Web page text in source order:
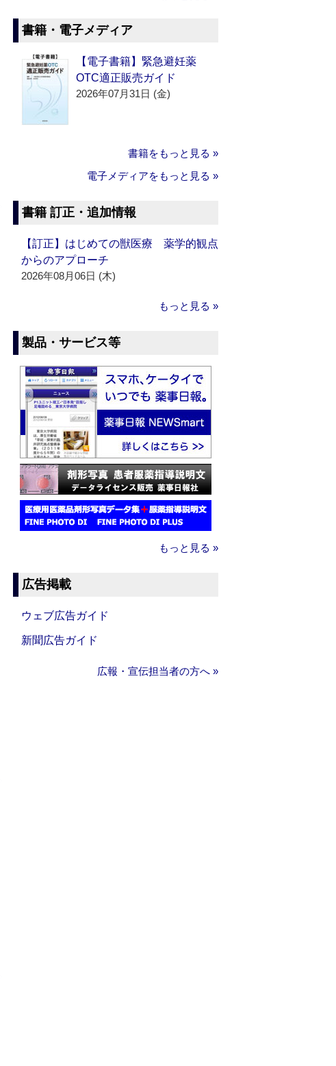
書籍・電子メディア
【電子書籍】緊急避妊薬
OTC適正販売ガイド
2026年07月31日 (金)
書籍をもっと見る »
電子メディアをもっと見る »
書籍 訂正・追加情報
【訂正】はじめての獣医療 薬学的観点
からのアプローチ
2026年08月06日 (木)
もっと見る »
製品・サービス等
もっと見る »
広告掲載
ウェブ広告ガイド
新聞広告ガイド
広報・宣伝担当者の方へ »